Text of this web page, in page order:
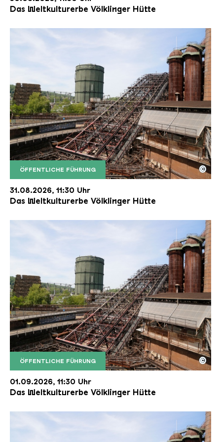
Das Weltkulturerbe Völklinger Hütte
ÖFFENTLICHE FÜHRUNG
Der Erzschrägaufzug der Völklinger Hütte mit
Copyright: Weltkulturerbe Völklinger Hütte | Karl
©
31.08.2026, 11:30 Uhr
Das Weltkulturerbe Völklinger Hütte
ÖFFENTLICHE FÜHRUNG
Der Erzschrägaufzug der Völklinger Hütte mit
Copyright: Weltkulturerbe Völklinger Hütte | Karl
©
01.09.2026, 11:30 Uhr
Das Weltkulturerbe Völklinger Hütte